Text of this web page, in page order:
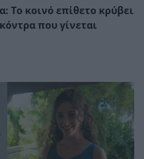
Το κοινό επίθετο κρύβει
που γίνεται